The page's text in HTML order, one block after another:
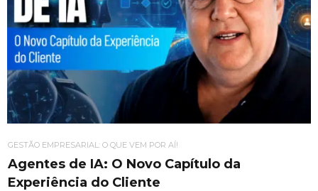
GESTÃO EMPRESARIAL: O QUE VEM POR AÍ!
Agentes de IA: O Novo Capítulo da
Experiência do Cliente